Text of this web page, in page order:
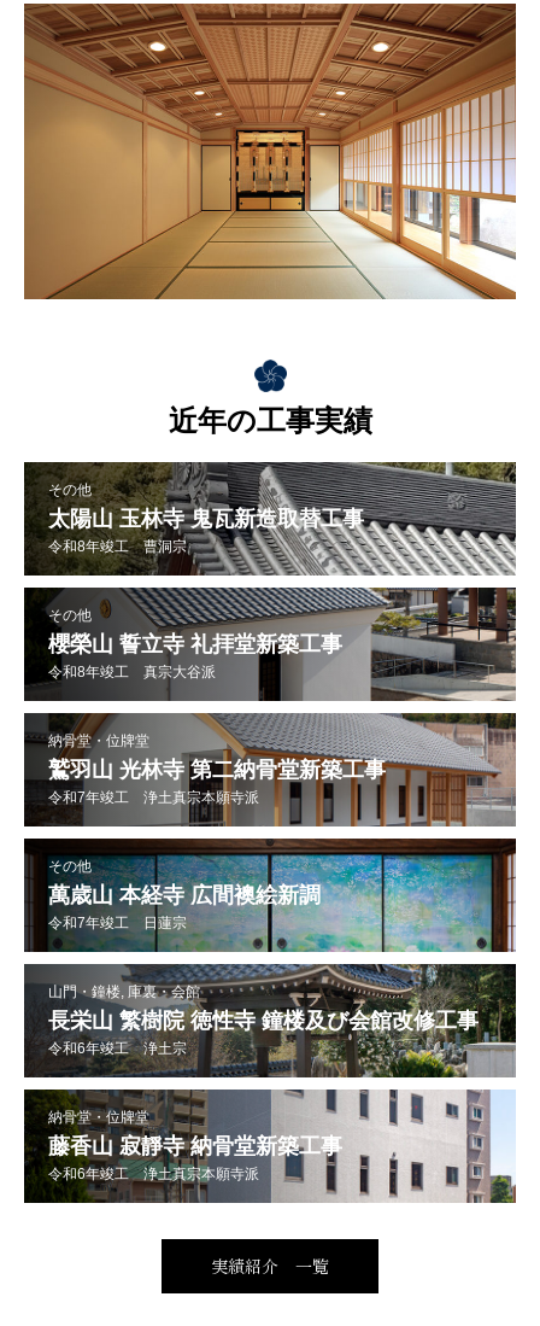
近年の工事実績
その他
太陽山 玉林寺 鬼瓦新造取替工事
令和8年竣工 曹洞宗
その他
櫻榮山 誓立寺 礼拝堂新築工事
令和8年竣工 真宗大谷派
納骨堂・位牌堂
鷲羽山 光林寺 第二納骨堂新築工事
令和7年竣工 浄土真宗本願寺派
その他
萬歳山 本経寺 広間襖絵新調
令和7年竣工 日蓮宗
山門・鐘楼, 庫裏・会館
長栄山 繁樹院 徳性寺 鐘楼及び会館改修工事
令和6年竣工 浄土宗
納骨堂・位牌堂
藤香山 寂靜寺 納骨堂新築工事
令和6年竣工 浄土真宗本願寺派
実績紹介 一覧